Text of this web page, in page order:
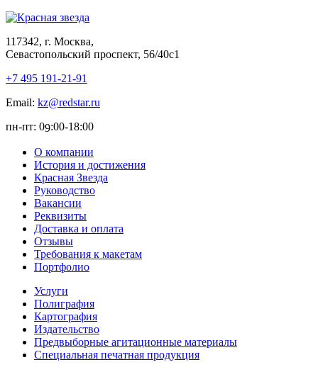
117342, г. Москва,
Севастопольский проспект, 56/40с1
+7 495 191-21-91
Email: kz@redstar.ru
пн-пт: 09:00-18:00
О компании
История и достижения
Красная Звезда
Руководство
Вакансии
Реквизиты
Доставка и оплата
Отзывы
Требования к макетам
Портфолио
Услуги
Полиграфия
Картография
Издательство
Предвыборные агитационные материалы
Специальная печатная продукция